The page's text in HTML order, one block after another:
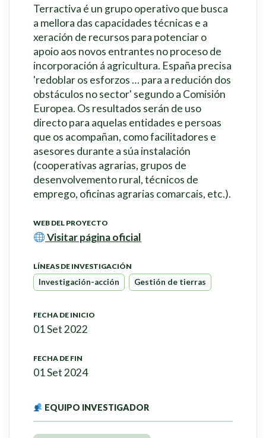
Terractiva é un grupo operativo que busca
a mellora das capacidades técnicas e a
xeración de recursos para potenciar o
apoio aos novos entrantes no proceso de
incorporación á agricultura. España precisa
'redoblar os esforzos … para a redución dos
obstáculos no sector' segundo a Comisión
Europea. Os resultados serán de uso
directo para aquelas entidades e persoas
que os acompañan, como facilitadores e
asesores durante a súa instalación
(cooperativas agrarias, grupos de
desenvolvemento rural, técnicos de
emprego, oficinas agrarias comarcais, etc.).
WEB DEL PROYECTO
Visitar página oficial
LÍNEAS DE INVESTIGACIÓN
Investigación-acción Gestión de tierras
FECHA DE INICIO
01 Set 2022
FECHA DE FIN
01 Set 2024
EQUIPO INVESTIGADOR